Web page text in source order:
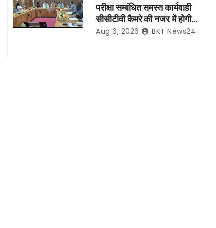
g
परीक्षा सम्बंधित समस्त कार्यवाही
सीसीटीवी कैमरे की नजर में होगी
संपादित, रिकॉर्डिंग भी रहेगी सुरक्षित:-
Aug 6, 2026 BKT News24